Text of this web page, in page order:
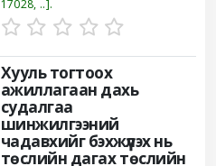
17028, .. .
Хууль тогтоох
ажиллагаан дахь
судалгаа
шинжилгээний
чадавхийг бэхжүүлэх нь
төслийн дагах төслийн